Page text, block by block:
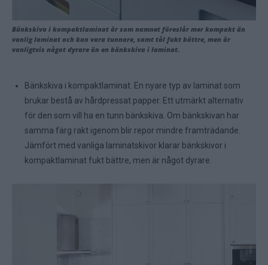
Bänkskiva i kompaktlaminat är som namnet föreslår mer kompakt än
vanlig laminat och kan vara tunnare, samt tål fukt bättre, men är
vanligtvis något dyrare än en bänkskiva i laminat.
Bänkskiva i kompaktlaminat. En nyare typ av laminat som
brukar bestå av hårdpressat papper. Ett utmärkt alternativ
för den som vill ha en tunn bänkskiva. Om bänkskivan har
samma färg rakt igenom blir repor mindre framträdande.
Jämfört med vanliga laminatskivor klarar bänkskivor i
kompaktlaminat fukt bättre, men är något dyrare.